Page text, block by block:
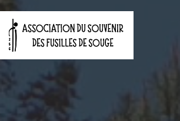
Aller
au
contenu